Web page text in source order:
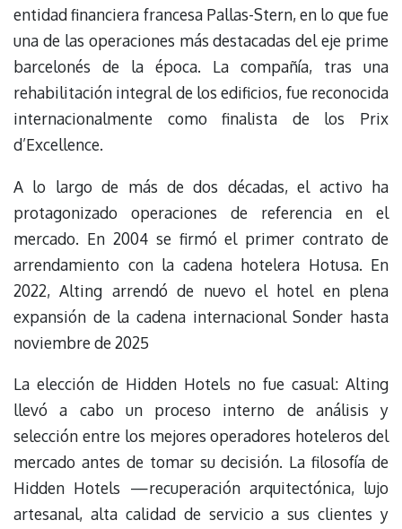
entidad financiera francesa Pallas-Stern, en lo que fue
una de las operaciones más destacadas del eje prime
barcelonés de la época. La compañía, tras una
rehabilitación integral de los edificios, fue reconocida
internacionalmente como finalista de los Prix
d’Excellence.
A lo largo de más de dos décadas, el activo ha
protagonizado operaciones de referencia en el
mercado. En 2004 se firmó el primer contrato de
arrendamiento con la cadena hotelera Hotusa. En
2022, Alting arrendó de nuevo el hotel en plena
expansión de la cadena internacional Sonder hasta
noviembre de 2025
La elección de Hidden Hotels no fue casual: Alting
llevó a cabo un proceso interno de análisis y
selección entre los mejores operadores hoteleros del
mercado antes de tomar su decisión. La filosofía de
Hidden Hotels —recuperación arquitectónica, lujo
artesanal, alta calidad de servicio a sus clientes y